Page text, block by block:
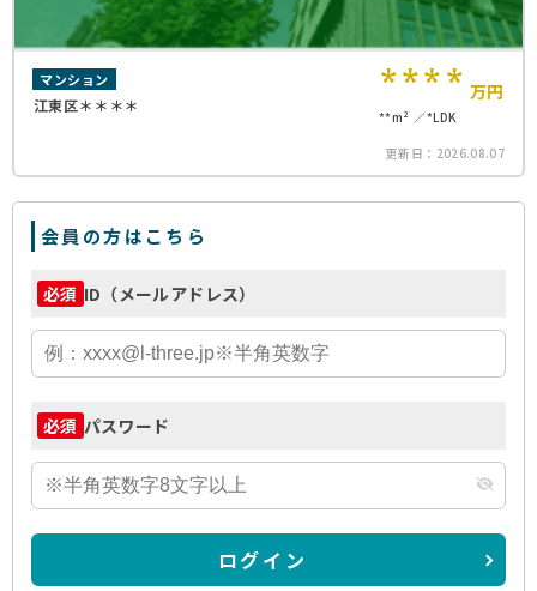
マンション
江東区＊＊＊＊ **** 万円
**m²
*LDK
更新日： 2026.08.07
会員の方はこちら
必須 ID（メールアドレス）
必須 パスワード
ログイン